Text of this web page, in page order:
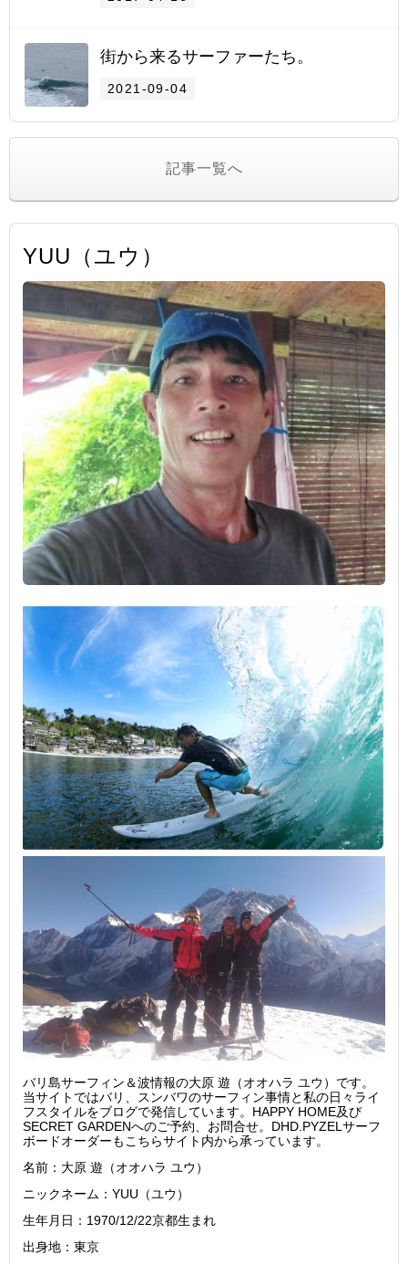
街から来るサーファーたち。
2021-09-04
記事一覧へ
YUU（ユウ）
バリ島サーフィン＆波情報の大原 遊（オオハラ ユウ）です。
当サイトではバリ、スンバワのサーフィン事情と私の日々ライ
フスタイルをブログで発信しています。HAPPY HOME及び
SECRET GARDENへのご予約、お問合せ。DHD.PYZELサーフ
ボードオーダーもこちらサイト内から承っています。
名前：大原 遊（オオハラ ユウ）
ニックネーム：YUU（ユウ）
生年月日：1970/12/22京都生まれ
出身地：東京